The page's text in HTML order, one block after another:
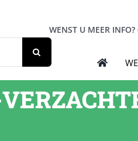
WENST U MEER INFO?